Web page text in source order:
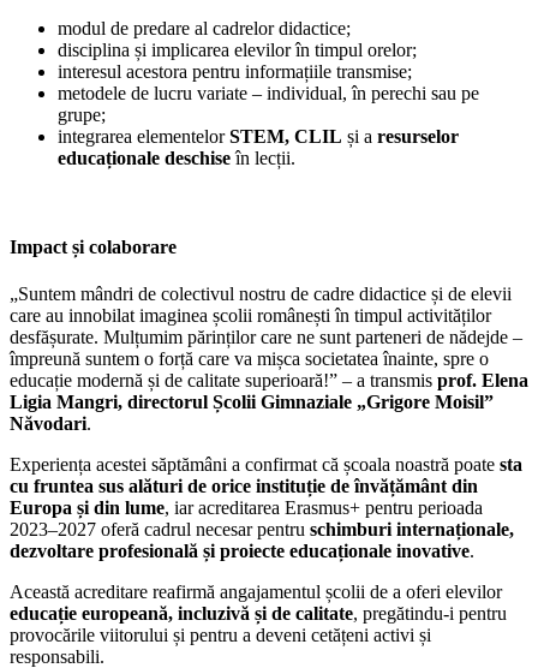
modul de predare al cadrelor didactice;
disciplina și implicarea elevilor în timpul orelor;
interesul acestora pentru informațiile transmise;
metodele de lucru variate – individual, în perechi sau pe
grupe;
integrarea elementelorSTEM, CLIL și a resurselor
educaționale deschiseîn lecții.
Impact și colaborare
„Suntem mândri de colectivul nostru de cadre didactice și de elevii
care au innobilat imaginea școlii românești în timpul activităților
desfășurate. Mulțumim părinților care ne sunt parteneri de nădejde –
împreună suntem o forță care va mișca societatea înainte, spre o
educație modernă și de calitate superioară!” – a transmis prof. Elena
Ligia Mangri, directorul Școlii Gimnaziale „Grigore Moisil”
Năvodari.
Experiența acestei săptămâni a confirmat că școala noastră poate sta
cu fruntea sus alături de orice instituție de învățământ din
Europa și din lume, iar acreditarea Erasmus+ pentru perioada
2023–2027 oferă cadrul necesar pentru schimburi internaționale,
dezvoltare profesională și proiecte educaționale inovative.
Această acreditare reafirmă angajamentul școlii de a oferi elevilor
educație europeană, incluzivă și de calitate, pregătindu-i pentru
provocările viitorului și pentru a deveni cetățeni activi și
responsabili.